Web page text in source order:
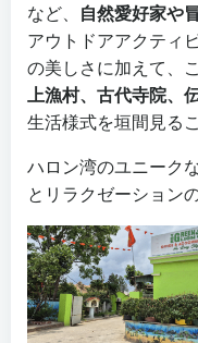
など、 自然愛好家や
アウトドアアクティ
の美しさに加えて、
上漁村、古代寺院、
生活様式を垣間見る
ハロン湾のユニーク
とリラクゼーション